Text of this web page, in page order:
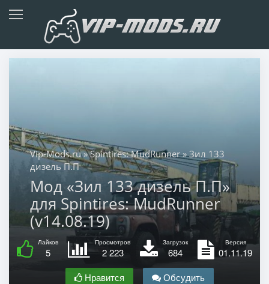
Vip-Mods.ru»Spintires: MudRunner» Зил 133
дизель П.П
Мод «Зил 133 дизель П.П»
для Spintires: MudRunner
(v14.08.19)
Лайков
5
Просмотров
2 223
Загрузок
684
Версия
01.11.19
Нравится
Обсудить